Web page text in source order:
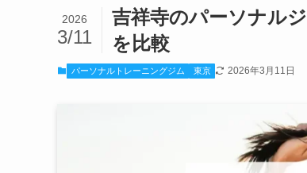
吉祥寺のパーソナル
を比較
2026
3/11
パーソナルトレーニングジム 東京 2026年3月11日